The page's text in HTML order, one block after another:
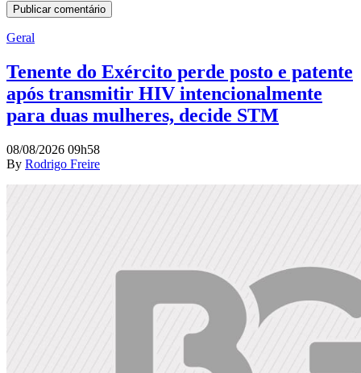
Geral
Tenente do Exército perde posto e patente
após transmitir HIV intencionalmente
para duas mulheres, decide STM
08/08/2026 09h58
By Rodrigo Freire